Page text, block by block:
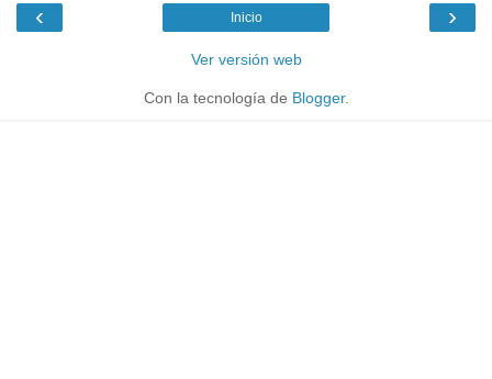
‹ ›
Inicio
Ver versión web
Con la tecnología de Blogger.